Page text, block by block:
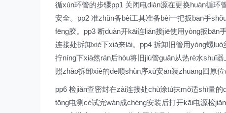
循xún环管的步骤pp1 关闭电diàn源在更换huàn循
安全。pp2 准zhǔn备bèi工具准备bèi一把扳bān手
fēng胶。pp3 断duàn开kāi连lián接jiē使用yòng扳bān
连接处拆卸xiè下xià来lái。pp4 拆卸旧管用yòng螺
拧níng下xià然rán后hòu将旧jiù管guǎn从热rè水shuǐ
照zhào拆卸xiè的de顺shùn序xù安ān装zhuāng回原位
pp6 检jiǎn查密封在zài连接处chù涂tú抹mǒ适shì量
tōng电测cè试完wán成chéng安装后打开kāi电源检